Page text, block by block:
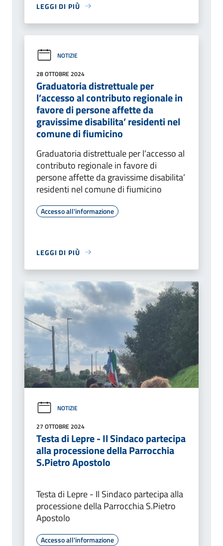
LEGGI DI PIÙ
NOTIZIE
28 OTTOBRE 2024
Graduatoria distrettuale per
l’accesso al contributo regionale in
favore di persone affette da
gravissime disabilita’ residenti nel
comune di fiumicino
Graduatoria distrettuale per l’accesso al
contributo regionale in favore di
persone affette da gravissime disabilita’
residenti nel comune di fiumicino
Accesso all'informazione
LEGGI DI PIÙ
NOTIZIE
27 OTTOBRE 2024
Testa di Lepre - Il Sindaco partecipa
alla processione della Parrocchia
S.Pietro Apostolo
Testa di Lepre - Il Sindaco partecipa alla
processione della Parrocchia S.Pietro
Apostolo
Accesso all'informazione